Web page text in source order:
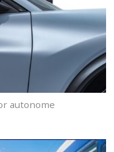
autonome